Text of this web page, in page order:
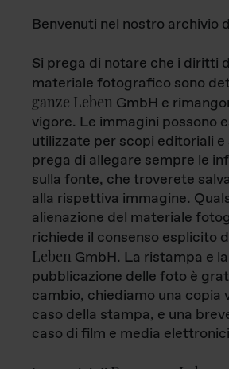
Benvenuti nel nostro archivio
Si prega di notare che i diritti
materiale fotografico sono
ganze Leben GmbH e
vigore. Le immagini possono
utilizzate per scopi editoriali
prega di allegare sempre le
sulla fonte, che troverete
alla rispettiva immagine.
alienazione del materiale
richiede il consenso esplicito
Leben GmbH. La ristampa e la
pubblicazione delle foto è
cambio, chiediamo una copia
caso della stampa, e una
caso di film e media